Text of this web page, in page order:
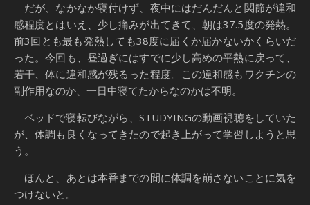
だが、なかなか寝付けず、夜中にはだんだんと関節が違和
感程度とはいえ、少し痛みが出てきて、朝は37.5度の発熱。
前3回とも最も発熱しても38度に届くか届かないかくらいだ
った。今回も、昼過ぎにはすでに少し高めの平熱に戻って、
若干、体に違和感が残るった程度。この違和感もワクチンの
副作用なのか、一日中寝てたからなのかは不明。
ベッドで寝転びながら、STUDYINGの動画視聴をしていた
が、体調も良くなってきたので起き上がって学習しようと思
う。
ほんと、あとは本番までの間に体調を崩さないことに気を
つけないと。